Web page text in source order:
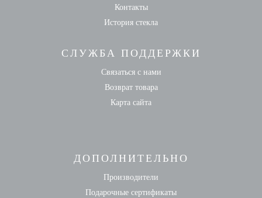
Контакты
История стекла
СЛУЖБА ПОДДЕРЖКИ
Связаться с нами
Возврат товара
Карта сайта
ДОПОЛНИТЕЛЬНО
Производители
Подарочные сертификаты